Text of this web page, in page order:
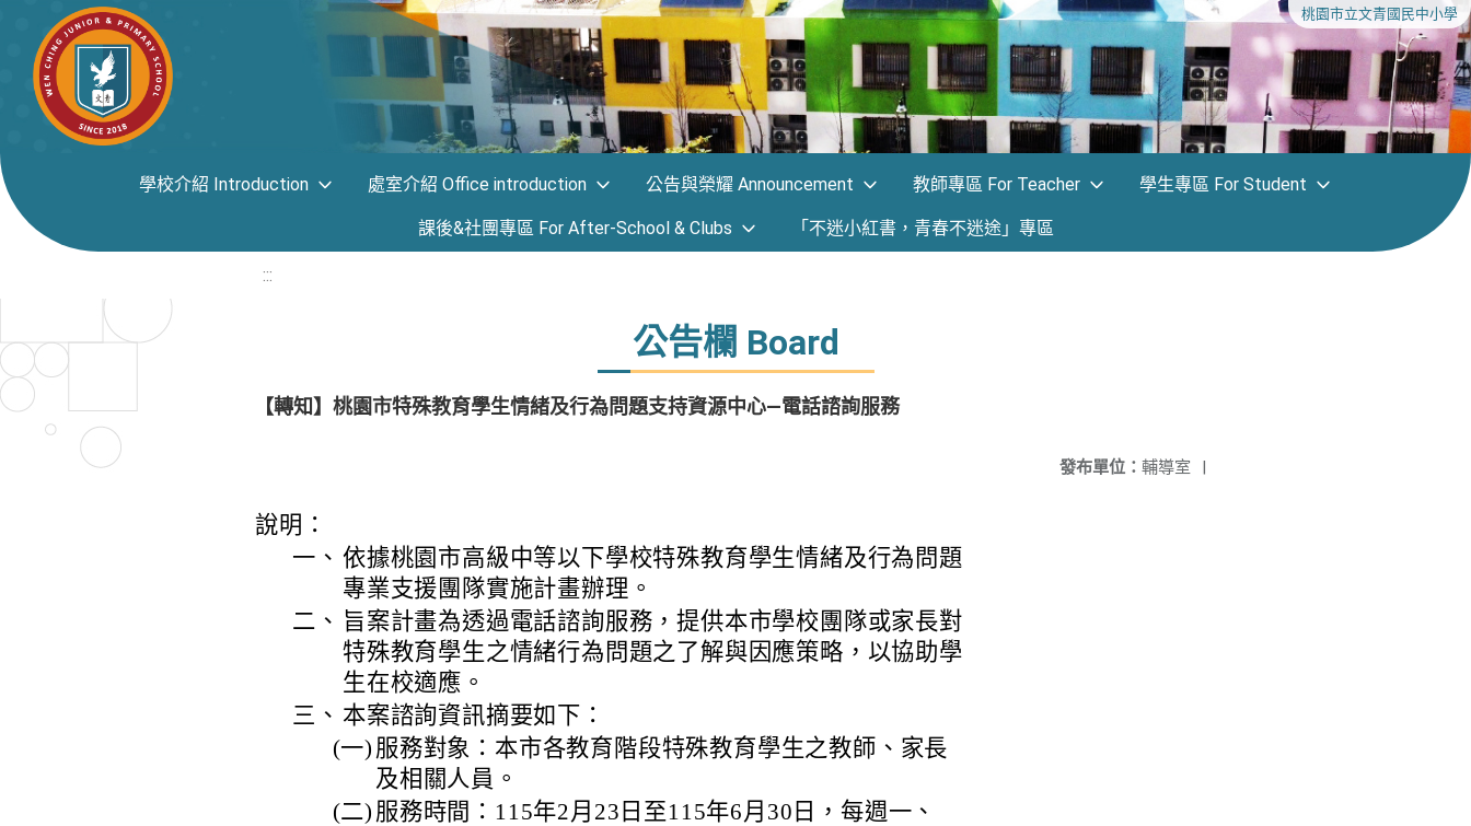
桃園市立文青國民中小學
學校介紹 Introduction 處室介紹 Office introduction 公告與榮耀 Announcement 教師專區 For Teacher 學生專區 For Student
課後&社團專區 For After-School & Clubs 「不迷小紅書，青春不迷途」專區
:::
公告欄 Board
【轉知】桃園市特殊教育學生情緒及行為問題支持資源中心—電話諮詢服務
發布單位： 輔導室 |
說明：
一、 依據桃園市高級中等以下學校特殊教育學生情緒及行為問題
專業支援團隊實施計畫辦理。
二、 旨案計畫為透過電話諮詢服務，提供本市學校團隊或家長對
特殊教育學生之情緒行為問題之了解與因應策略，以協助學
生在校適應。
三、 本案諮詢資訊摘要如下：
(一) 服務對象：本市各教育階段特殊教育學生之教師、家長
及相關人員。
(二) 服務時間：115年2月23日至115年6月30日，每週一、